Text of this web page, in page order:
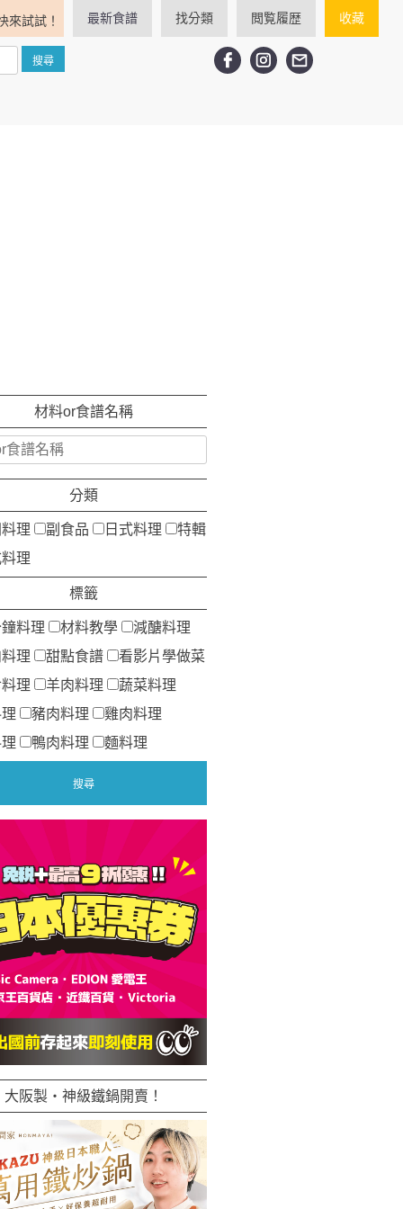
來試試！ 最新食譜 找分類 閲覧履歴 收藏
材料or食譜名稱
分類
理 副食品 日式料理
特輯
理
標籤
料理 材料教學
減醣料理
理
甜點食譜
看影片學做菜
理
羊肉料理
蔬菜料理
豬肉料理
雞肉料理
鴨肉料理 麵料理
大阪製・神級鐵鍋開賣！